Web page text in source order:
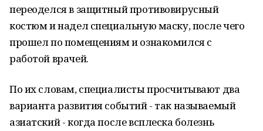
переоделся в защитный противовирусный
костюм и надел специальную маску, после чего
прошел по помещениям и ознакомился с
работой врачей.
По их словам, специалисты просчитывают два
варианта развития событий - так называемый
азиатский - когда после всплеска болезнь